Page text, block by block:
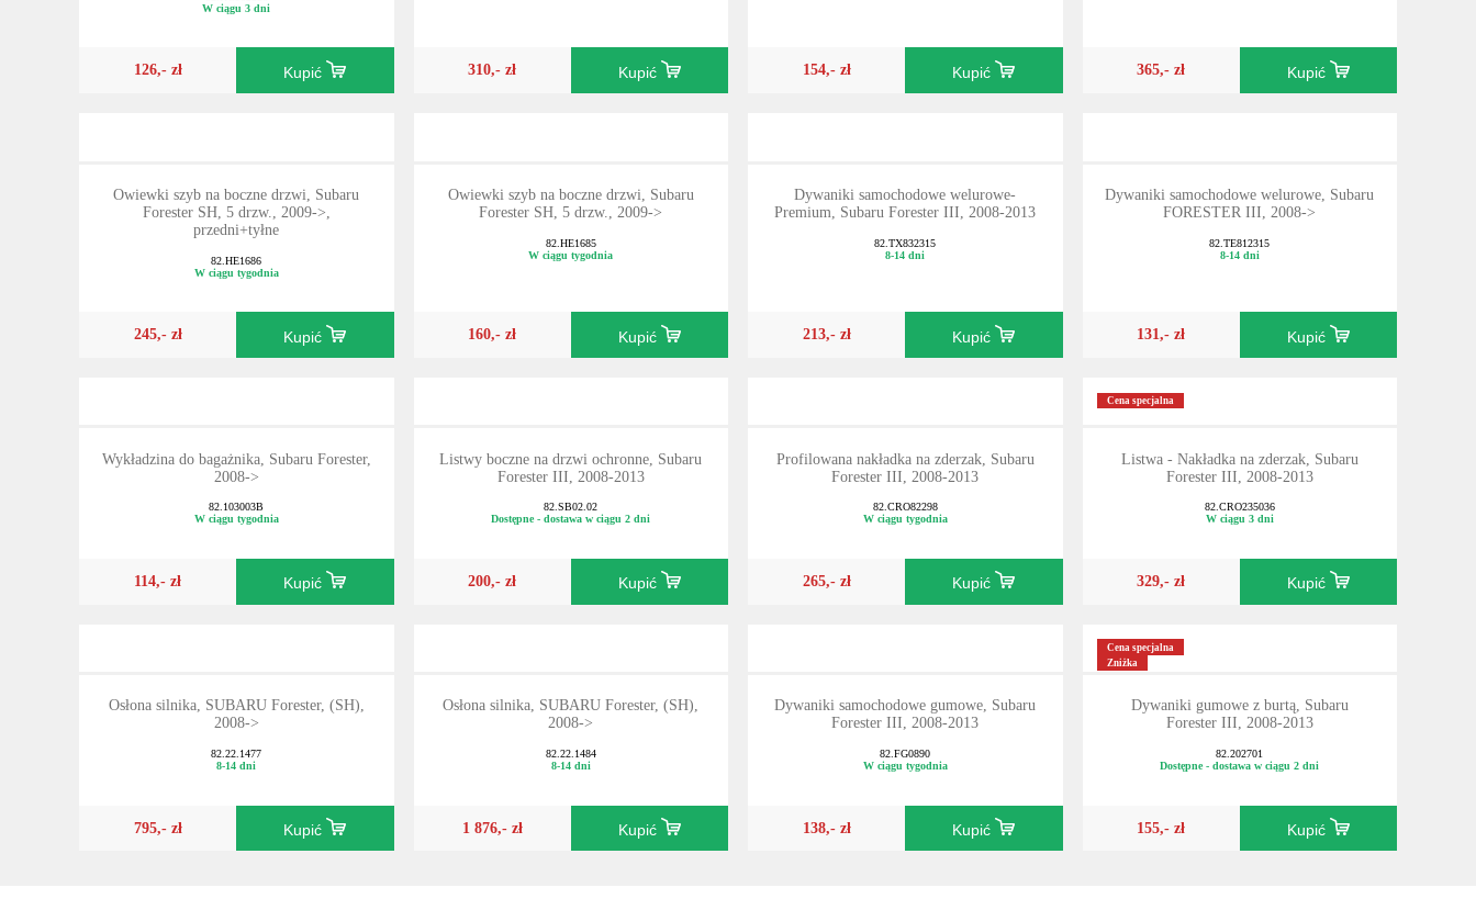
W ciągu 3 dni
126,- zł Kupić 310,- zł Kupić 154,- zł Kupić 365,- zł Kupić
Owiewki szyb na boczne drzwi, Subaru
Forester SH, 5 drzw., 2009->,
przedni+tyłne
82.HE1686
W ciągu tygodnia
245,- zł Kupić
Owiewki szyb na boczne drzwi, Subaru
Forester SH, 5 drzw., 2009->
82.HE1685
W ciągu tygodnia
160,- zł Kupić
Dywaniki samochodowe welurowe-
Premium, Subaru Forester III, 2008-2013
82.TX832315
8-14 dni
213,- zł Kupić
Dywaniki samochodowe welurowe, Subaru
FORESTER III, 2008->
82.TE812315
8-14 dni
131,- zł Kupić
Wykładzina do bagażnika, Subaru Forester,
2008->
82.103003B
W ciągu tygodnia
114,- zł Kupić
Listwy boczne na drzwi ochronne, Subaru
Forester III, 2008-2013
82.SB02.02
Dostępne - dostawa w ciągu 2 dni
200,- zł Kupić
Profilowana nakładka na zderzak, Subaru
Forester III, 2008-2013
82.CRO82298
W ciągu tygodnia
265,- zł Kupić
Cena specjalna
Listwa - Nakładka na zderzak, Subaru
Forester III, 2008-2013
82.CRO235036
W ciągu 3 dni
329,- zł Kupić
Osłona silnika, SUBARU Forester, (SH),
2008->
82.22.1477
8-14 dni
795,- zł Kupić
Osłona silnika, SUBARU Forester, (SH),
2008->
82.22.1484
8-14 dni
1 876,- zł Kupić
Dywaniki samochodowe gumowe, Subaru
Forester III, 2008-2013
82.FG0890
W ciągu tygodnia
138,- zł Kupić
Cena specjalna
Zniżka
Dywaniki gumowe z burtą, Subaru
Forester III, 2008-2013
82.202701
Dostępne - dostawa w ciągu 2 dni
155,- zł Kupić